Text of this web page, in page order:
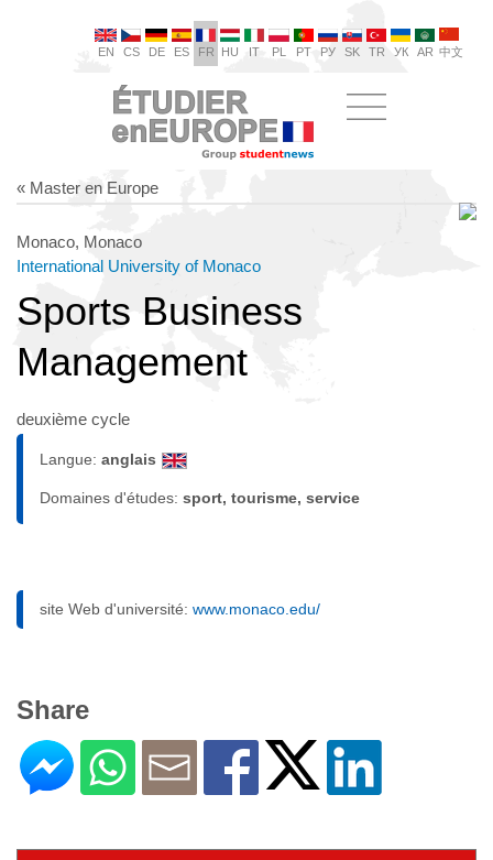
EN CS DE ES FR HU IT PL PT РУ SK TR УК AR 中文
« Master en Europe
Monaco, Monaco
International University of Monaco
Sports Business
Management
deuxième cycle
Langue: anglais
Domaines d'études: sport, tourisme, service
site Web d'université: www.monaco.edu/
Share